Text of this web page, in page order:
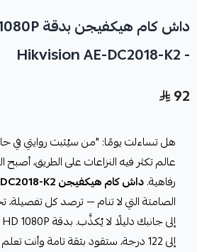
- Hikvision AE-DC2018-K2
92
هل تساءلت يومًا: "من سيُثبت روايتي في
عالم تكثر فيه النزاعات على الطريق، أصبح
رفاهية.داش كام هيكفيجن AE-DC2018-K2
الصامتة التي لا تنام — ترصد كل
إلى 122 درجة، ستقود بثقة تامة وأنت تعلم أن كل شيء موثَّق.